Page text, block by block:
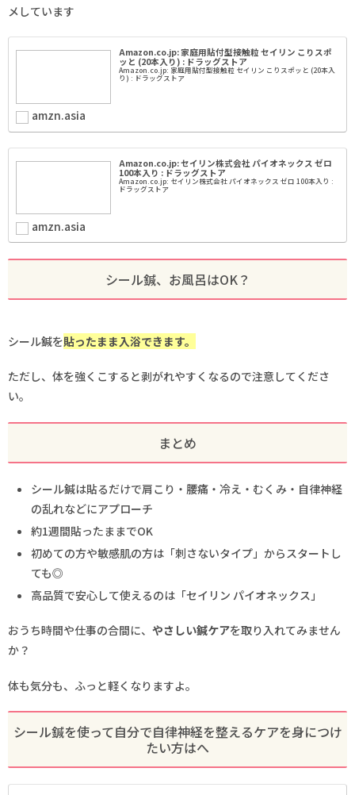
メしています
Amazon.co.jp: 家庭用貼付型接触粒 セイリン こりスポ
ッと (20本入り) : ドラッグストア
Amazon.co.jp: 家庭用貼付型接触粒 セイリン こりスポッと (20本入
り) : ドラッグストア
amzn.asia
Amazon.co.jp: セイリン株式会社 パイオネックス ゼロ
100本入り : ドラッグストア
Amazon.co.jp: セイリン株式会社 パイオネックス ゼロ 100本入り :
ドラッグストア
amzn.asia
シール鍼、お風呂はOK？
シール鍼を貼ったまま入浴できます。
ただし、体を強くこすると剥がれやすくなるので注意してくださ
い。
まとめ
シール鍼は貼るだけで肩こり・腰痛・冷え・むくみ・自律神経
の乱れなどにアプローチ
約1週間貼ったままでOK
初めての方や敏感肌の方は「刺さないタイプ」からスタートし
ても◎
高品質で安心して使えるのは「セイリン パイオネックス」
おうち時間や仕事の合間に、 やさしい鍼ケアを取り入れてみません
か？
体も気分も、ふっと軽くなりますよ。
シール鍼を使って自分で自律神経を整えるケアを身につけ
たい方はへ